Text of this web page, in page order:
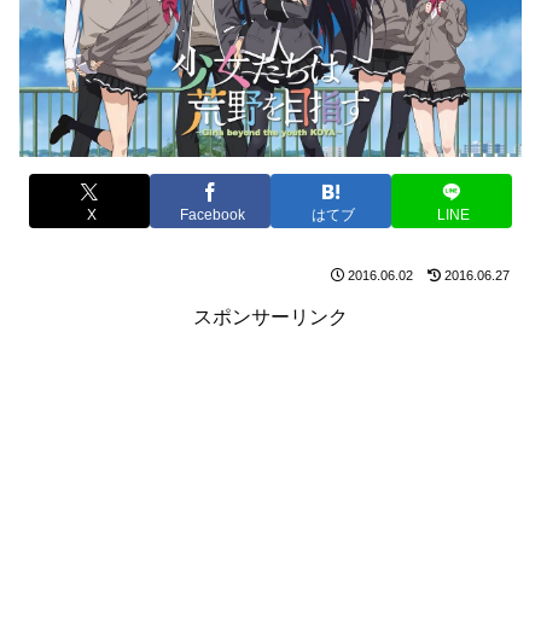
X Facebook はてブ LINE
2016.06.02 2016.06.27
スポンサーリンク